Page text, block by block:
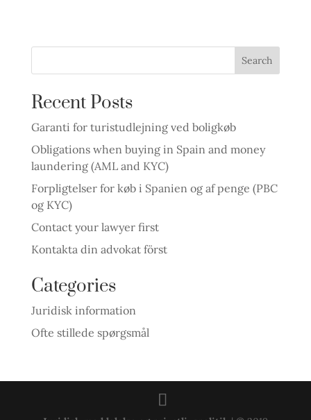
Recent Posts
Garanti for turistudlejning ved boligkøb
Obligations when buying in Spain and money
laundering (AML and KYC)
Forpligtelser for køb i Spanien og af penge (PBC
og KYC)
Contact your lawyer first
Kontakta din advokat först
Categories
Juridisk information
Ofte stillede spørgsmål